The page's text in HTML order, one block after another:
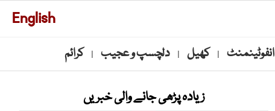
English
انفوٹینمنٹ | کھیل | دلچسپ و عجیب | کرائم
زیادہ پڑھی جانے والی خبریں